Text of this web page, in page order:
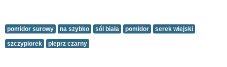
pomidor surowy na szybko sól biała pomidor serek wiejski
szczypiorek pieprz czarny